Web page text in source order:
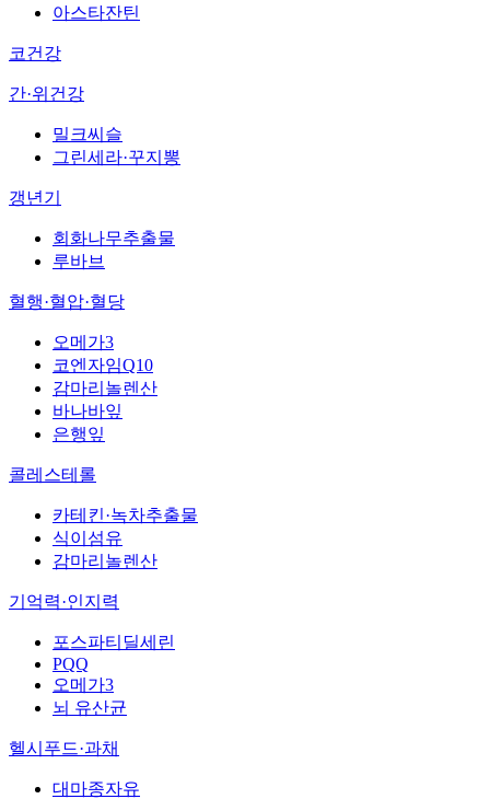
아스타잔틴
코건강
간·위건강
밀크씨슬
그린세라·꾸지뽕
갱년기
회화나무추출물
루바브
혈행·혈압·혈당
오메가3
코엔자임Q10
감마리놀렌산
바나바잎
은행잎
콜레스테롤
카테킨·녹차추출물
식이섬유
감마리놀렌산
기억력·인지력
포스파티딜세린
PQQ
오메가3
뇌 유산균
헬시푸드·과채
대마종자유